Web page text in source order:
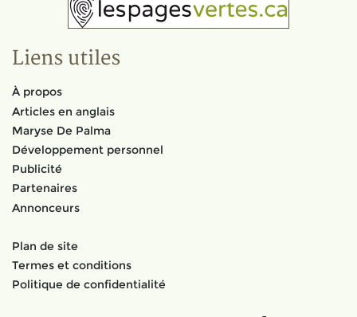
Liens utiles
À propos
Articles en anglais
Maryse De Palma
Développement personnel
Publicité
Partenaires
Annonceurs
Plan de site
Termes et conditions
Politique de confidentialité